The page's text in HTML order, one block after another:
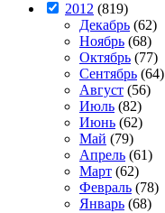
2012 (819)
Декабрь (62)
Ноябрь (68)
Октябрь (77)
Сентябрь (64)
Август (56)
Июль (82)
Июнь (62)
Май (79)
Апрель (61)
Март (62)
Февраль (78)
Январь (68)